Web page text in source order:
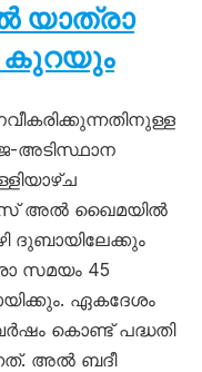
യാത്രാ
കുറയും
അടിസ്ഥാന
അൽ ഖൈമയിൽ
ദുബായിലേക്കും
സമയം 45
ഏകദേശം
കൊണ്ട് പദ്ധതി
അൽ ബദീ